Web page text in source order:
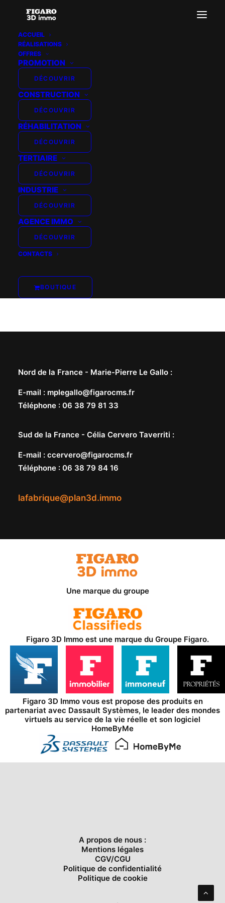
ACCUEIL
RÉALISATIONS
OFFRES
PROMOTION
DÉCOUVRIR
CONSTRUCTION
DÉCOUVRIR
RÉHABILITATION
DÉCOUVRIR
TERTIAIRE
DÉCOUVRIR
INDUSTRIE
DÉCOUVRIR
AGENCE IMMO
DÉCOUVRIR
CONTACTS
BOUTIQUE
Nos ambiances pour les plans 3D et visites virtuelles
lafabrique@plan3d.immo
Nord de la France - Marie-Pierre Le Gallo :
E-mail : mplegallo@figarocms.fr
Téléphone : 06 38 79 81 33
Sud de la France - Célia Cervero Taverriti :
E-mail : ccervero@figarocms.fr
Téléphone : 06 38 79 84 16
Une marque du groupe
Figaro 3D Immo est une marque du Groupe Figaro.
Figaro 3D Immo vous est propose des produits en
partenariat avec Dassault Systèmes, le leader des mondes
virtuels au service de la vie réelle et son logiciel
HomeByMe
A propos de nous :
Mentions légales
CGV/CGU
Politique de confidentialité
Politique de cookie